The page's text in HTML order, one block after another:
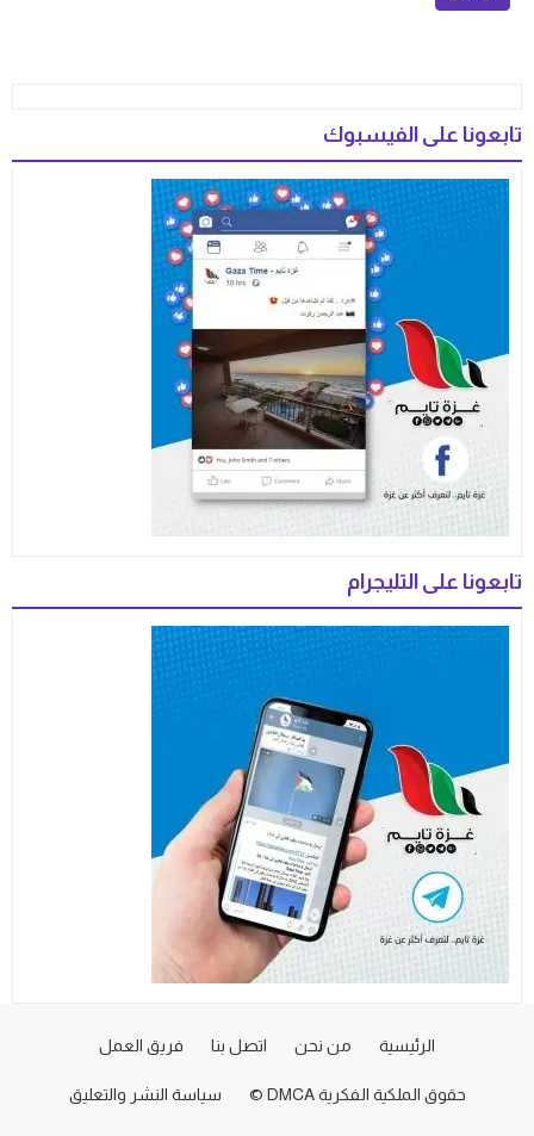
تابعونا على الفيسبوك
تابعونا على التليجرام
الرئيسية من نحن اتصل بنا فريق العمل
حقوق الملكية الفكرية DMCA © سياسة النشر والتعليق